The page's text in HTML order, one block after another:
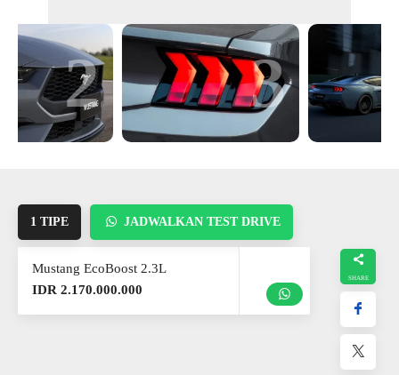
3 4
1 TIPE JADWALKAN TEST DRIVE
Mustang EcoBoost 2.3L
IDR 2.170.000.000